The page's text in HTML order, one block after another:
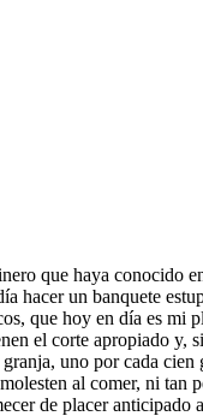
que haya conocido
un banquete
que hoy en día es
el corte apropiado y,
uno por cada
al comer, ni
de placer